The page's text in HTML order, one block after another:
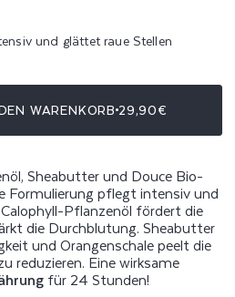
und glättet raue Stellen
WARENKORB 29,90€
Sheabutter und Douce Bio-
Formulierung pflegt intensiv und
Pflanzenöl fördert die
die Durchblutung. Sheabutter
und Orangenschale peelt die
reduzieren. Eine wirksame
für 24 Stunden!